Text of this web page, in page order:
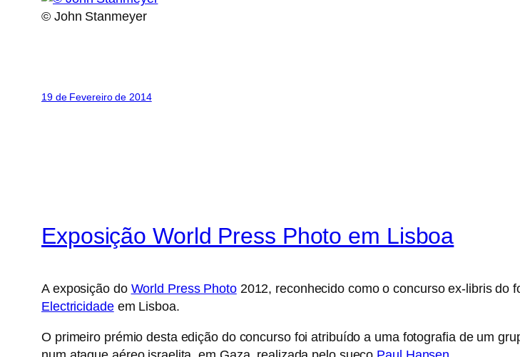
© John Stanmeyer
19 de Fevereiro de 2014
Exposição World Press Photo em Lisboa
A exposição do World Press Photo2012, reconhecido como o concurso ex-libris do
Electricidadeem Lisboa.
O primeiro prémio desta edição do concurso foi atribuído a uma fotografia de um